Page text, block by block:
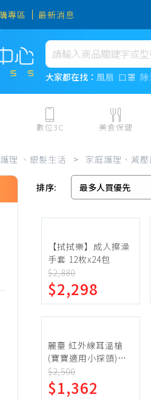
專區 最新消息
大家都在找： 風扇 口罩
熱門搜尋
風扇
口罩
衛生紙
Iphone 17
數位3C
筆電、桌機
美食保健
紙本票券
熟食、小吃、滷味
零食、果乾、肉乾
蛋糕甜點、冰品
生鮮、蔬果 (免稅)
理 、銀髮生活 > 家庭護理、減
排序:
【拭拭樂】成人擦澡
手套 12枚x24包
$2,880
$2,298
麗臺 紅外線耳溫槍
(寶寶適用小探頭)
8D91 台灣製
$2,500
$1,362